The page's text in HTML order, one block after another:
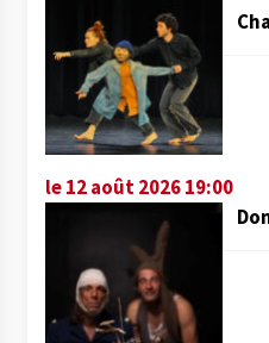
le 12 août 2026 19:00